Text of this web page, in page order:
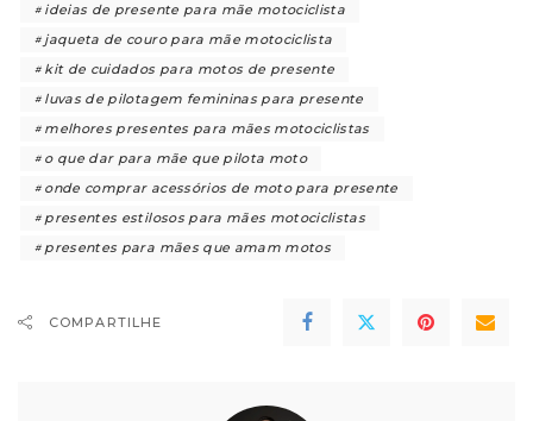
ideias de presente para mãe motociclista
jaqueta de couro para mãe motociclista
kit de cuidados para motos de presente
luvas de pilotagem femininas para presente
melhores presentes para mães motociclistas
o que dar para mãe que pilota moto
onde comprar acessórios de moto para presente
presentes estilosos para mães motociclistas
presentes para mães que amam motos
COMPARTILHE